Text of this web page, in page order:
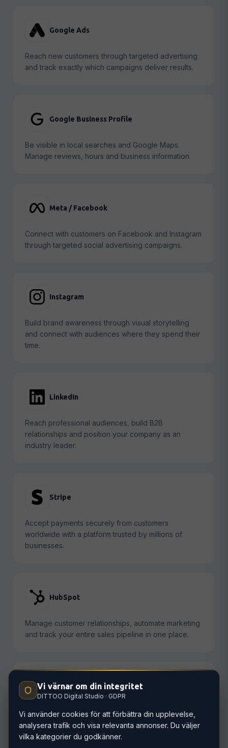
Google Ads
Reach new customers through targeted advertising
and track exactly which campaigns deliver results.
Google Business Profile
Be visible in local searches and Google Maps.
Manage reviews, hours and business information.
Meta / Facebook
Connect with customers on Facebook and Instagram
through targeted social advertising campaigns.
Instagram
Build brand awareness through visual storytelling
and connect with audiences where they spend their
time.
LinkedIn
Reach professional audiences, build B2B
relationships and position your company as an
industry leader.
Stripe
Accept payments securely from customers
worldwide with a platform trusted by millions of
businesses.
HubSpot
Manage customer relationships, automate marketing
and track your entire sales pipeline in one place.
Mailchimp
Send targeted email campaigns, nurture leads and
build lasting relationships with your audience.
Vi värnar om din integritet
DITTOO Digital Studio · GDPR
Vi använder cookies för att förbättra din upplevelse,
analysera trafik och visa relevanta annonser. Du väljer
vilka kategorier du godkänner.